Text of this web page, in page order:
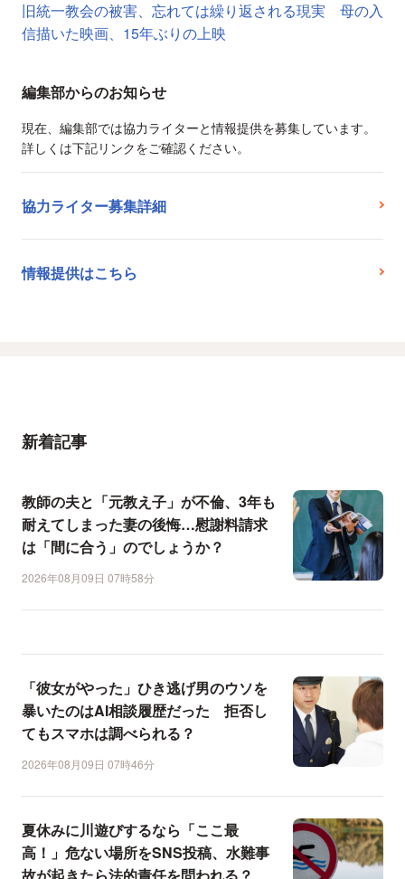
旧統一教会の被害、忘れては繰り返される現実 母の入
信描いた映画、15年ぶりの上映
編集部からのお知らせ
現在、編集部では協力ライターと情報提供を募集しています。
詳しくは下記リンクをご確認ください。
協力ライター募集詳細
情報提供はこちら
新着記事
教師の夫と「元教え子」が不倫、3年も
耐えてしまった妻の後悔…慰謝料請求
は「間に合う」のでしょうか？
2026年08月09日 07時58分
「彼女がやった」ひき逃げ男のウソを
暴いたのはAI相談履歴だった 拒否し
てもスマホは調べられる？
2026年08月09日 07時46分
夏休みに川遊びするなら「ここ最
高！」危ない場所をSNS投稿、水難事